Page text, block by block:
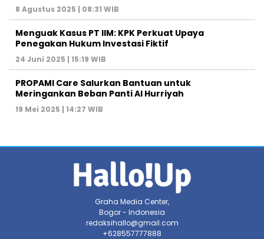
8 Agustus 2025 | 08:31 WIB
Menguak Kasus PT IIM: KPK Perkuat Upaya
Penegakan Hukum Investasi Fiktif
24 Juni 2025 | 15:19 WIB
PROPAMI Care Salurkan Bantuan untuk
Meringankan Beban Panti Al Hurriyah
19 Mei 2025 | 14:27 WIB
Graha Media Center,
Bogor - Indonesia
redaksihallo@gmail.com
+628557777888